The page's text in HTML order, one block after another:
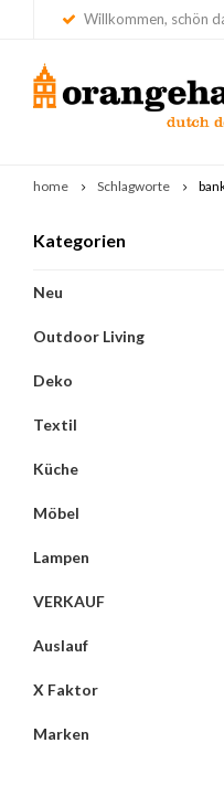
Willkommen, schön
home Schlagworte
Kategorien
Neu
Outdoor Living
Deko
Textil
Küche
Möbel
Lampen
VERKAUF
Auslauf
X Faktor
Marken